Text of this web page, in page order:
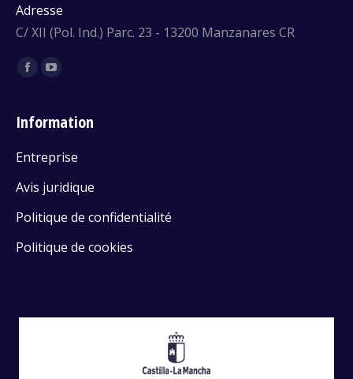
Adresse
C/ XII (Pol. Ind.) Parc. 23 - 13200 Manzanares CR
Trouvez nous sur :
FacebookYouTube
Information
Entreprise
Avis juridique
Politique de confidentialité
Politique de cookies